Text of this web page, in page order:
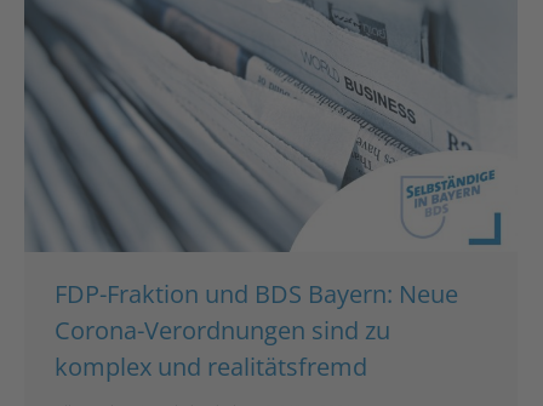
FDP-Fraktion und BDS Bayern: Neue
Corona-Verordnungen sind zu
komplex und realitätsfremd